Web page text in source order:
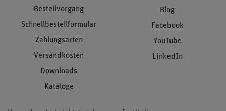
Bestellvorgang
Schnellbestellformular
Zahlungsarten
Versandkosten
Downloads
Kataloge
Blog
Facebook
YouTube
LinkedIn